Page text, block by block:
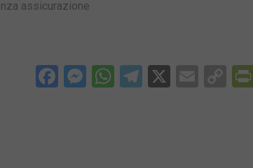
Facebook
Messenger
WhatsApp
Telegram
X Email